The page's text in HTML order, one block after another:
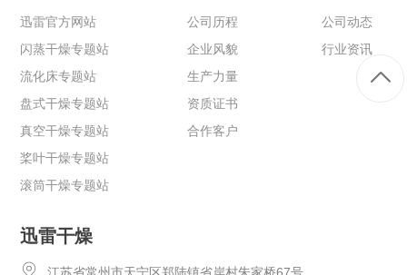
迅雷官方网站
闪蒸干燥专题站
流化床专题站
盘式干燥专题站
真空干燥专题站
桨叶干燥专题站
滚筒干燥专题站
公司历程
企业风貌
生产力量
资质证书
合作客户
公司动态
行业资讯
迅雷干燥